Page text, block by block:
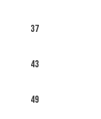
37
43
49